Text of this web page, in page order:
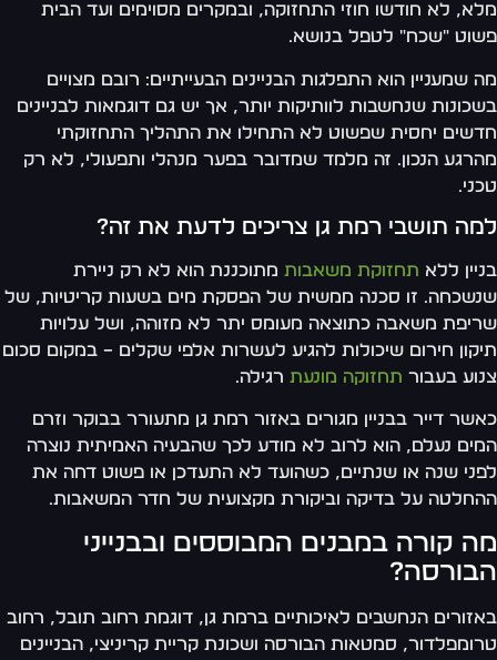
מלא, לא חודשו חוזי התחזוקה, ובמקרים מסוימים ועד הבית
פשוט "שכח" לטפל בנושא.
מה שמעניין הוא התפלגות הבניינים הבעייתיים: רובם מצויים
בשכונות שנחשבות לוותיקות יותר, אך יש גם דוגמאות לבניינים
חדשים יחסית שפשוט לא התחילו את התהליך התחזוקתי
מהרגע הנכון. זה מלמד שמדובר בפער מנהלי ותפעולי, לא רק
טכני.
למה תושבי רמת גן צריכים לדעת את זה?
בניין ללא תחזוקת משאבות מתוכננת הוא לא רק ניירת
שנשכחה. זו סכנה ממשית של הפסקת מים בשעות קריטיות, של
שריפת משאבה כתוצאה מעומס יתר לא מזוהה, ושל עלויות
תיקון חירום שיכולות להגיע לעשרות אלפי שקלים – במקום סכום
צנוע בעבור תחזוקה מונעת רגילה.
כאשר דייר בבניין מגורים באזור רמת גן מתעורר בבוקר וזרם
המים נעלם, הוא לרוב לא מודע לכך שהבעיה האמיתית נוצרה
לפני שנה או שנתיים, כשהועד לא התעדכן או פשוט דחה את
ההחלטה על בדיקה וביקורת מקצועית של חדר המשאבות.
מה קורה במבנים המבוססים ובבנייני
הבורסה?
באזורים הנחשבים לאיכותיים ברמת גן, דוגמת רחוב תובל, רחוב
טרומפלדור, סמטאות הבורסה ושכונת קריית קריניצי, הבניינים